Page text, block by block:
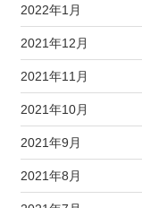
2022年1月
2021年12月
2021年11月
2021年10月
2021年9月
2021年8月